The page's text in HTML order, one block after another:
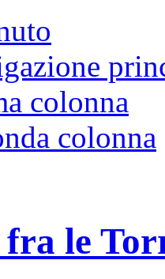
colonna
colonna
fra le